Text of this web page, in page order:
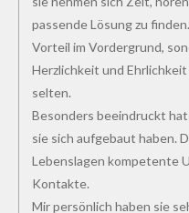
passende Lösung zu
Vorteil im Vordergrund,
Herzlichkeit und
selten.
Besonders beeindruckt
sie sich aufgebaut haben.
Lebenslagen kompetente
Kontakte.
Mir persönlich haben sie